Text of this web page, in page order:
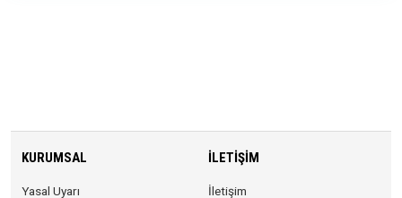
KURUMSAL
Yasal Uyarı
İLETIŞIM
İletişim